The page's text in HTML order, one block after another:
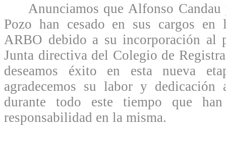
Anunciamos que Alfonso Candau
Pozo han cesado en sus cargos
ARBO debido a su incorporación al
Junta directiva del Colegio de
deseamos éxito en esta nueva
agradecemos su labor y dedicación
durante todo este tiempo que
responsabilidad en la misma.